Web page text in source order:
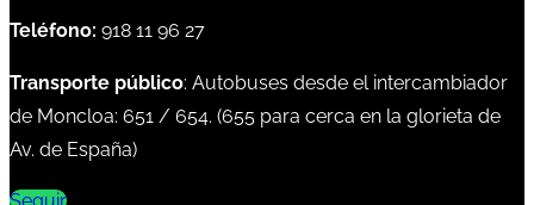
Teléfono: 918 11 96 27
Transporte público: Autobuses desde el intercambiador
de Moncloa: 651 / 654. (655 para cerca en la glorieta de
Av. de España)